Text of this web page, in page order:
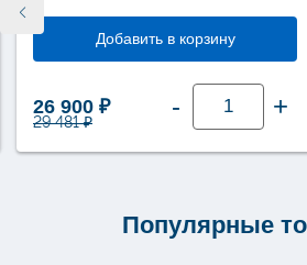
Добавить в корзину
29 481₽
Первоначальная цена
26 900 ₽Текущая цена: 26
-
Количество
товара
полотенец
механический
Elevation
+
Популярные